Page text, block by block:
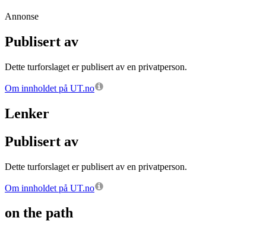
Annonse
Publisert av
Dette turforslaget er publisert av en privatperson.
Om innholdet på UT.no
Lenker
Publisert av
Dette turforslaget er publisert av en privatperson.
Om innholdet på UT.no
on the path